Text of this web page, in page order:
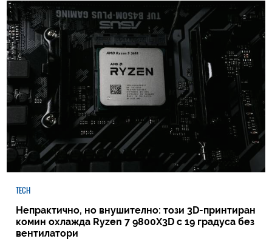
TECH
Непрактично, но внушително: този 3D-принтиран
комин охлажда Ryzen 7 9800X3D с 19 градуса без
вентилатори